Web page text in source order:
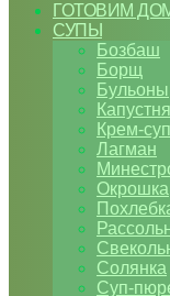
ГОТОВИМ
СУПЫ
Бозбаш
Борщ
Бульоны
Крем-суп
Лагман
Окрошка
Солянка
Суп-